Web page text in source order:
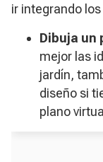
ir integrando
Dibuja un
mejor las
jardín,
diseño si
plano